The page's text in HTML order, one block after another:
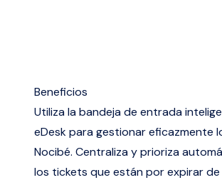
Beneficios
Utiliza la bandeja de entrada
eDesk para gestionar eficazmente
Nocibé. Centraliza y prioriza
los tickets que están por expirar